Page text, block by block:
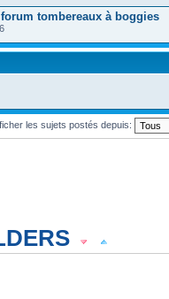
tombereaux à boggies
les sujets postés depuis: